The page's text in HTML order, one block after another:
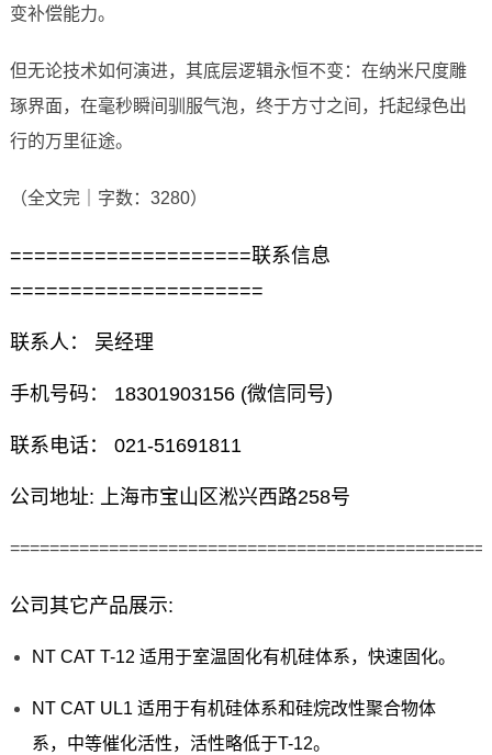
变补偿能力。
但无论技术如何演进，其底层逻辑永恒不变：在纳米尺度雕
琢界面，在毫秒瞬间驯服气泡，终于方寸之间，托起绿色出
行的万里征途。
（全文完｜字数：3280）
====================联系信息
=====================
联系人： 吴经理
手机号码： 18301903156 (微信同号)
联系电话： 021-51691811
公司地址: 上海市宝山区淞兴西路258号
公司其它产品展示:
NT CAT T-12 适用于室温固化有机硅体系，快速固化。
NT CAT UL1 适用于有机硅体系和硅烷改性聚合物体
系，中等催化活性，活性略低于T-12。